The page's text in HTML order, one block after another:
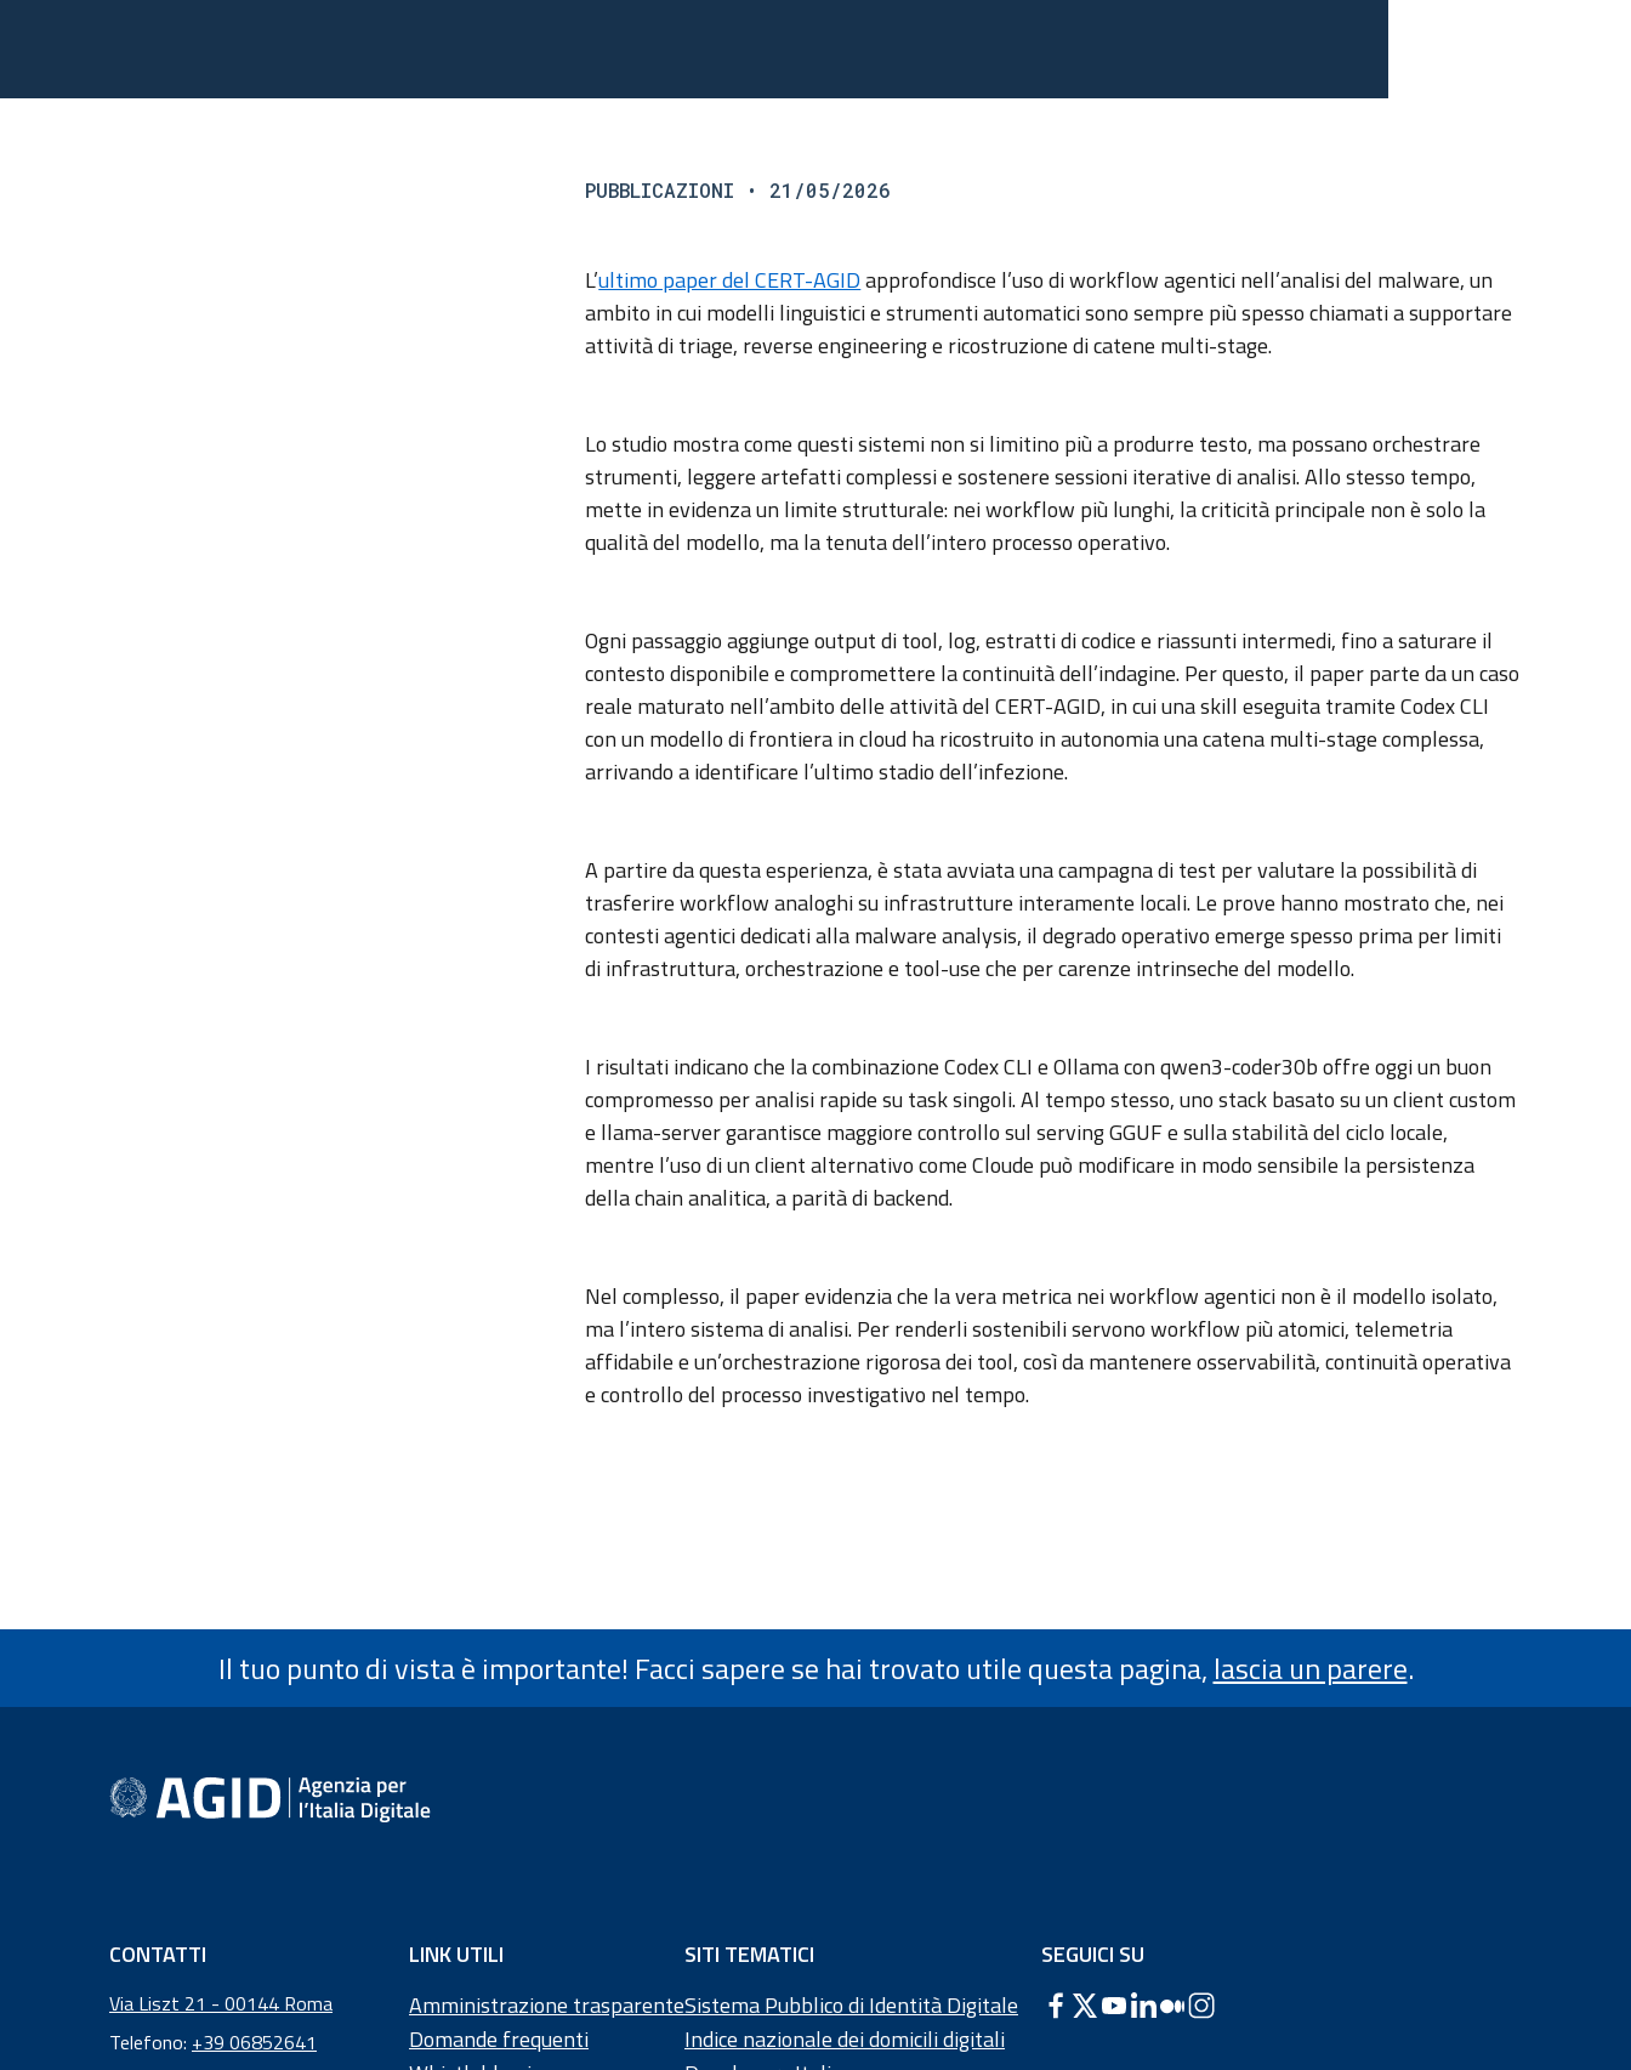
PUBBLICAZIONI • 21/05/2026
L’ultimo paper del CERT-AGIDapprofondisce l’uso di workflow agentici nell’analisi del malware, un
ambito in cui modelli linguistici e strumenti automatici sono sempre più spesso chiamati a supportare
attività di triage, reverse engineering e ricostruzione di catene multi-stage.
Lo studio mostra come questi sistemi non si limitino più a produrre testo, ma possano orchestrare
strumenti, leggere artefatti complessi e sostenere sessioni iterative di analisi. Allo stesso tempo,
mette in evidenza un limite strutturale: nei workflow più lunghi, la criticità principale non è solo la
qualità del modello, ma la tenuta dell’intero processo operativo.
Ogni passaggio aggiunge output di tool, log, estratti di codice e riassunti intermedi, fino a saturare il
contesto disponibile e compromettere la continuità dell’indagine. Per questo, il paper parte da un caso
reale maturato nell’ambito delle attività del CERT-AGID, in cui una skill eseguita tramite Codex CLI
con un modello di frontiera in cloud ha ricostruito in autonomia una catena multi-stage complessa,
arrivando a identificare l’ultimo stadio dell’infezione.
A partire da questa esperienza, è stata avviata una campagna di test per valutare la possibilità di
trasferire workflow analoghi su infrastrutture interamente locali. Le prove hanno mostrato che, nei
contesti agentici dedicati alla malware analysis, il degrado operativo emerge spesso prima per limiti
di infrastruttura, orchestrazione e tool-use che per carenze intrinseche del modello.
I risultati indicano che la combinazione Codex CLI e Ollama con qwen3-coder30b offre oggi un buon
compromesso per analisi rapide su task singoli. Al tempo stesso, uno stack basato su un client custom
e llama-server garantisce maggiore controllo sul serving GGUF e sulla stabilità del ciclo locale,
mentre l’uso di un client alternativo come Cloude può modificare in modo sensibile la persistenza
della chain analitica, a parità di backend.
Nel complesso, il paper evidenzia che la vera metrica nei workflow agentici non è il modello isolato,
ma l’intero sistema di analisi. Per renderli sostenibili servono workflow più atomici, telemetria
affidabile e un’orchestrazione rigorosa dei tool, così da mantenere osservabilità, continuità operativa
e controllo del processo investigativo nel tempo.
Il tuo punto di vista è importante! Facci sapere se hai trovato utile questa pagina, lascia un parere.
CONTATTI
Via Liszt 21 - 00144 Roma
Telefono: +39 06852641
LINK UTILI
Amministrazione trasparente
Domande frequenti
SITI TEMATICI
Sistema Pubblico di Identità Digitale
Indice nazionale dei domicili digitali
SEGUICI SU